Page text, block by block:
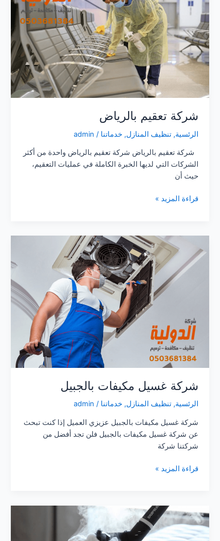
شركة تعقيم بالرياض
الرئسية,تنظيف المنازل,خدماتنا /
admin
شركة تعقيم بالرياض شركة تعقيم بالرياض واحدة من أكثر
الشركات التي لديها الخبرة الكاملة في عمليات التعقيم،
حيث أن
شركة
قراءة المزيد »
شركة غسيل مكيفات بالجبيل
الرئسية,تنظيف المنازل,خدماتنا /
admin
شركة غسيل مكيفات بالجبيل عزيزي العميل إذا كنت تبحث
عن شركة غسيل مكيفات بالجبيل فلن تجد أفضل من
شركتنا شركة
شركة
قراءة المزيد »